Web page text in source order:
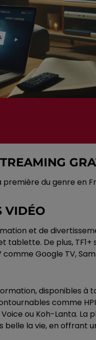
première du genre
VIDÉO
et de
De plus, TF1+
Google TV,
disponibles à
comme HPI
ou Koh-Lanta.
belle la vie, en offrant